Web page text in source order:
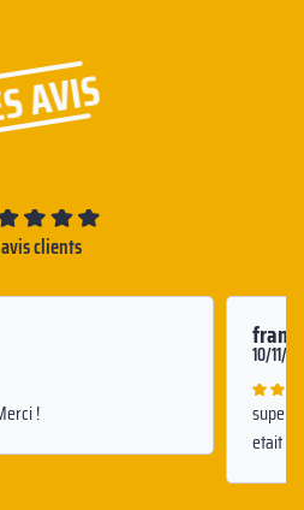
AVIS
clients
!
10/11/
super
etait